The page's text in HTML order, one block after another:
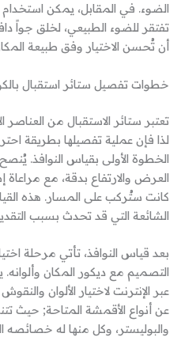
الضوء. في المقابل، يمكن استخدام
تفتقر للضوء الطبيعي، لخلق جواً
أن تُحسن الاختيار وفق طبيعة
خطوات تفصيل ستائر استقبال
تعتبر ستائر الاستقبال من
لذا فإن عملية تفصيلها بطريقة
الخطوة الأولى بقياس النوافذ.
العرض والارتفاع بدقة، مع مراعاة
كانت ستُركب على المسار. هذه
الشائعة التي قد تحدث بسبب
بعد قياس النوافذ، تأتي مرحلة
التصميم مع ديكور المكان
عبر الإنترنت لاختيار الألوان
عن أنواع الأقمشة المتاحة; حيث
والبوليستر، وكل منها له خصائصه